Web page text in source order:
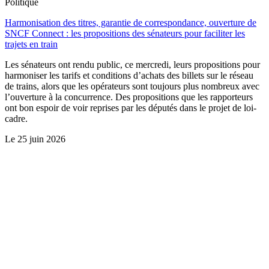
Harmonisation des titres, garantie de correspondance, ouverture de
SNCF Connect : les propositions des sénateurs pour faciliter les
trajets en train
Les sénateurs ont rendu public, ce mercredi, leurs propositions pour
harmoniser les tarifs et conditions d’achats des billets sur le réseau
de trains, alors que les opérateurs sont toujours plus nombreux avec
l’ouverture à la concurrence. Des propositions que les rapporteurs
ont bon espoir de voir reprises par les députés dans le projet de loi-
cadre.
Le 25 juin 2026